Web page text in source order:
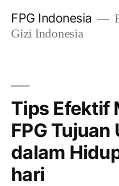
FPG Indonesia
Gizi Indonesia
Tips Efektif
FPG Tujuan
dalam
hari